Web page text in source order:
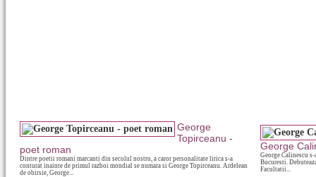
George
Topirceanu -
poet roman
Dintre poetii romani marcanti din secolul nostru, a caror personalitate lirica s-a
conturat inainte de primul razboi mondial se numara si George Topirceanu. Ardelean
de obirsie, George...
George
George Calinescu
Bucuresti.
Facultatii...